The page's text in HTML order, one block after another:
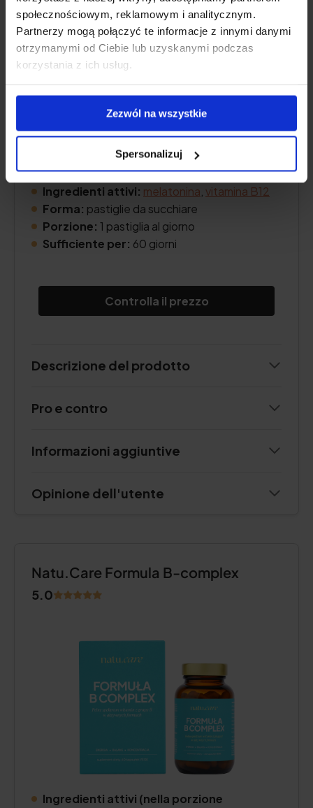
społecznościowym, reklamowym i analitycznym.
Partnerzy mogą połączyć te informacje z innymi danymi
otrzymanymi od Ciebie lub uzyskanymi podczas
korzystania z ich usług.
Zezwól na wszystkie
Spersonalizuj
Ingredienti attivi: melatonina vitamina B12
Forma: pastiglie da succhiare
Porzione: 1 pastiglia al giorno
Sufficiente per: 60 giorni
Controlla il prezzo
Descrizione del prodotto
Pro e contro
Informazioni aggiuntive
Opinione dell'utente
Natu.Care Formula B-complex
5.0
Ingredienti attivi (nella porzione